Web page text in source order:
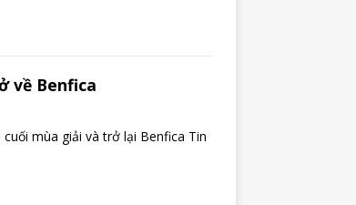
về Benfica
mùa giải và trở lại Benfica Tin